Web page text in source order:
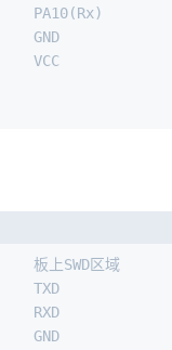
Tx	->	PA10(Rx)
GND	->	GND
3V3	->	VCC
U	->	板上SWD区域
Rx	->	TXD
Tx	->	RXD
GND	->	GND